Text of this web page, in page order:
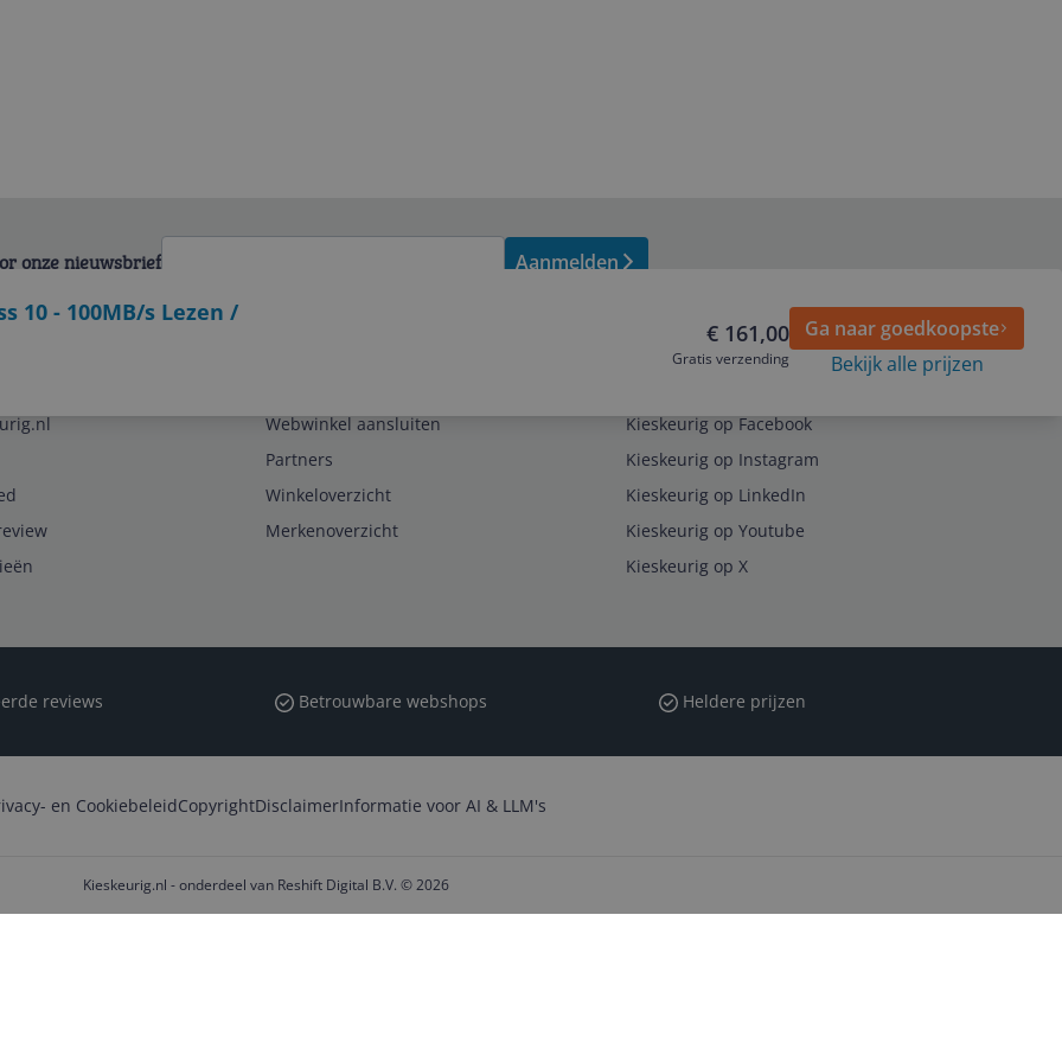
10 - 100MB/s Lezen /
€ 161,00
Gratis verzending
Ga naar goedkoopste
Bekijk alle prijzen
onze nieuwsbrief Aanmelden
Webwinkel aansluiten
Partners
Winkeloverzicht
Merkenoverzicht
Kieskeurig op Facebook
Kieskeurig op Instagram
Kieskeurig op LinkedIn
Kieskeurig op Youtube
Kieskeurig op X
reviews Betrouwbare webshops Heldere prijzen
en CookiebeleidCopyrightDisclaimerInformatie voor AI & LLM's
Kieskeurig.nl - onderdeel van Reshift Digital B.V. © 2026